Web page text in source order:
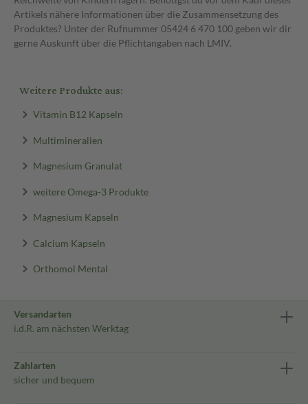
Artikels nähere Informationen über die Zusammensetzung des
Produktes? Unter der Rufnummer 05424 6 470 100 geben wir dir
gerne Auskunft über die Pflichtangaben nach LMIV.
Weitere Produkte aus:
Vitamin B12 Kapseln
Multimineralien
Magnesium Granulat
weitere Omega-3 Produkte
Magnesium Kapseln
Calcium Kapseln
Orthomol Mental
Versandarten
i.d.R. am nächsten Werktag
Zahlarten
sicher und bequem